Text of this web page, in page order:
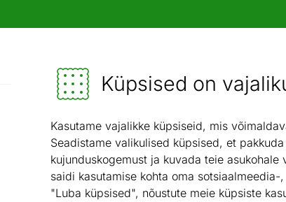
Küpsised on
Kasutame vajalikke küpsiseid, mis
Seadistame valikulised küpsised, et
kujunduskogemust ja kuvada teie
saidi kasutamise kohta oma
"Luba küpsised", nõustute meie küpsiste
Mööbel ja sisustus - ON24